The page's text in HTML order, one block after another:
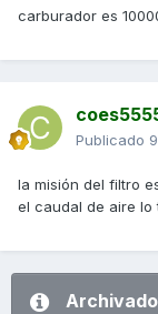
carburador es
Publicado
la misión del filtro
el caudal de aire lo
Archivado